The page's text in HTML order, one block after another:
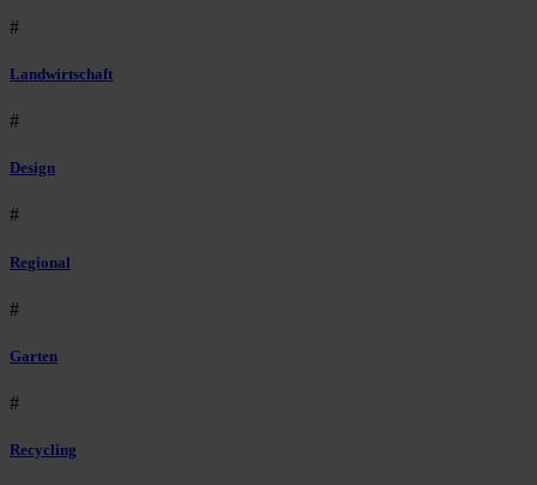
#
Landwirtschaft
#
Design
#
Regional
#
Garten
#
Recycling